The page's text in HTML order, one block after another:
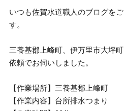
いつも佐賀水道職人のブログを
す。
三養基郡上峰町、伊万里市大坪
依頼でお伺いしました。
【作業場所】三養基郡上峰町
【作業内容】台所排水つまり